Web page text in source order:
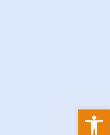
Abrir